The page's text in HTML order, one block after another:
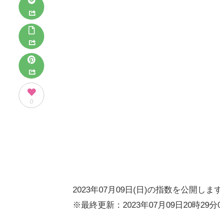
0
2023年07月09日(日)の指数を公開します
※最終更新：2023年07月09日20時29分